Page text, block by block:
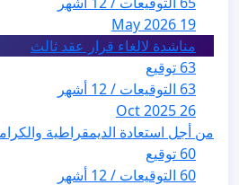
19 May 2026
مناشدة لالغاء قرار عقد ثالث
63 توقيع
63 التوقيعات / 12 أشهر
26 Oct 2025
من أجل استعادة الديمقراطية
60 توقيع
60 التوقيعات / 12 أشهر